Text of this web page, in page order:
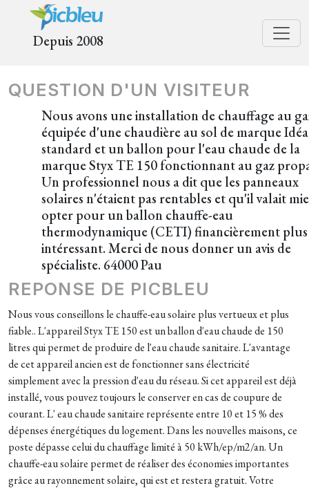
Depuis 2008
QUESTION D'UN VISITEUR
Nous avons une installation de chauffage au
équipée d'une chaudière au sol de marque
standard et un ballon pour l'eau chaude de la
marque Styx TE 150 fonctionnant au gaz
Un professionnel nous a dit que les panneaux
solaires n'étaient pas rentables et qu'il valait
opter pour un ballon chauffe-eau
thermodynamique (CETI) financièrement plus
intéressant. Merci de nous donner un avis de
spécialiste. 64000 Pau
REPONSE DE PICBLEU
Nous vous conseillons le chauffe-eau solaire plus vertueux et plus
fiable.. L'appareil Styx TE 150 est un ballon d'eau chaude de 150
litres qui permet de produire de l'eau chaude sanitaire. L'avantage
de cet appareil ancien est de fonctionner sans électricité
simplement avec la pression d'eau du réseau. Si cet appareil est déjà
installé, vous pouvez toujours le conserver en cas de coupure de
courant. L' eau chaude sanitaire représente entre 10 et 15 % des
dépenses énergétiques du logement. Dans les nouvelles maisons, ce
poste dépasse celui du chauffage limité à 50 kWh/ep/m2/an. Un
chauffe-eau solaire permet de réaliser des économies importantes
grâce au rayonnement solaire, qui est et restera gratuit. Votre